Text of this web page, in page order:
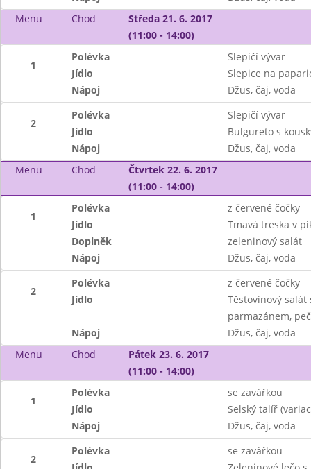
Menu
Chod
Středa 21. 6. 2017
(11:00 - 14:00)
1
Polévka
Slepičí vývar
Jídlo
Slepice na
Nápoj
Džus, čaj, voda
2
Polévka
Slepičí vývar
Jídlo
Bulgureto s
Nápoj
Džus, čaj, voda
Menu
Chod
Čtvrtek 22. 6. 2017
(11:00 - 14:00)
1
Polévka
z červené čočky
Jídlo
Tmavá treska v
Doplněk
zeleninový salát
Nápoj
Džus, čaj, voda
2
Polévka
z červené čočky
Jídlo
Těstovinový
parmazánem,
Nápoj
Džus, čaj, voda
Menu
Chod
Pátek 23. 6. 2017
(11:00 - 14:00)
1
Polévka
se zavářkou
Jídlo
Selský talíř
Nápoj
Džus, čaj, voda
2
Polévka
se zavářkou